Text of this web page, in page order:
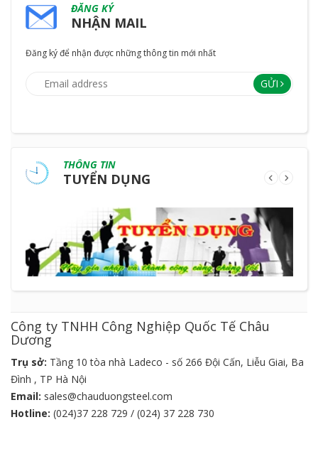
ĐĂNG KÝ
NHẬN MAIL
Đăng ký để nhận được những thông tin mới nhất
GỬI
THÔNG TIN
TUYỂN DỤNG
Công ty TNHH Công Nghiệp Quốc Tế Châu
Dương
Trụ sở: Tầng 10 tòa nhà Ladeco - số 266 Đội Cấn, Liễu Giai, Ba
Đình , TP Hà Nội
Email: sales@chauduongsteel.com
Hotline: (024)37 228 729 / (024) 37 228 730